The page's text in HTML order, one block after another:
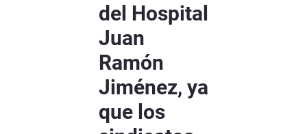
del Hospital
Juan
Ramón
Jiménez, ya
que los